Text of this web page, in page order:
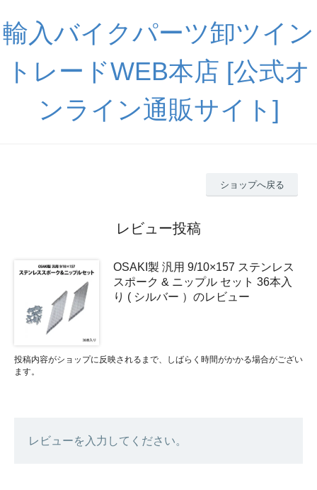
輸入バイクパーツ卸ツイン
トレードWEB本店 [公式オ
ンライン通販サイト]
ショップへ戻る
レビュー投稿
OSAKI製 汎用 9/10×157 ステンレス
スポーク & ニップル セット 36本入
り ( シルバー ）のレビュー
投稿内容がショップに反映されるまで、しばらく時間がかかる場合がござい
ます。
レビューを入力してください。